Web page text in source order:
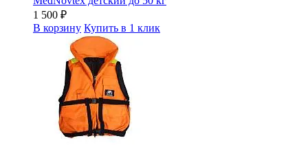
1 500 ₽
В корзину Купить в 1 клик